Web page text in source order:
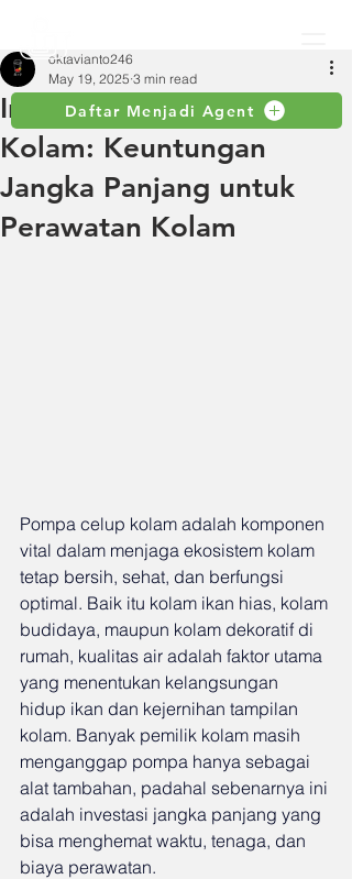
Daftar Menjadi Agent
Investasi Pompa Celup
Kolam: Keuntungan
Jangka Panjang untuk
Perawatan Kolam
oktavianto246
May 19, 2025 3 min read
Pompa celup kolam adalah komponen
vital dalam menjaga ekosistem kolam
tetap bersih, sehat, dan berfungsi
optimal. Baik itu kolam ikan hias, kolam
budidaya, maupun kolam dekoratif di
rumah, kualitas air adalah faktor utama
yang menentukan kelangsungan
hidup ikan dan kejernihan tampilan
kolam. Banyak pemilik kolam masih
menganggap pompa hanya sebagai
alat tambahan, padahal sebenarnya ini
adalah investasi jangka panjang yang
bisa menghemat waktu, tenaga, dan
biaya perawatan.